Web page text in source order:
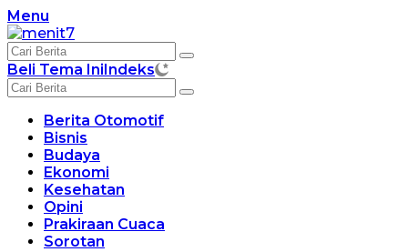
Langsung
ke
konten
Menu
Beli Tema IniIndeks
Berita Otomotif
Bisnis
Budaya
Ekonomi
Kesehatan
Opini
Prakiraan Cuaca
Sorotan